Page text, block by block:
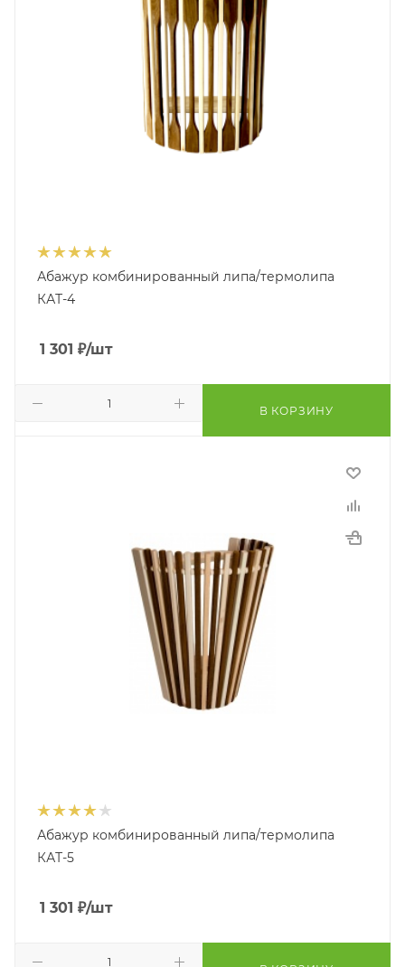
Абажур комбинированный липа/термолипа
КАТ-4
1 301 ₽/шт
В КОРЗИНУ
Абажур комбинированный липа/термолипа
КАТ-5
1 301 ₽/шт